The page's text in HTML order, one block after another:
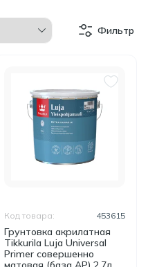
Фильтр
Грунтовка акрилатная
Tikkurila Luja Universal
Primer совершенно
Код товара: 453615